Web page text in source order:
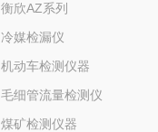
衡欣AZ系列
冷媒检漏仪
机动车检测仪器
毛细管流量检测仪
煤矿检测仪器